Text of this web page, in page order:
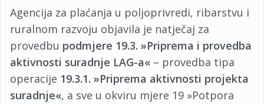
Agencija za plaćanja u poljoprivredi, ribarstvu i
ruralnom razvoju objavila je natječaj za
provedbu podmjere 19.3. »Priprema i provedba
aktivnosti suradnje LAG-a« – provedba tipa
operacije 19.3.1. »Priprema aktivnosti projekta
suradnje«, a sve u okviru mjere 19 »Potpora